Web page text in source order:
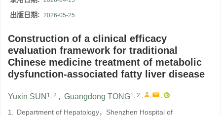
出版日期: 2026-05-25
Construction of a clinical efficacy
evaluation framework for traditional
Chinese medicine treatment of metabolic
dysfunction-associated fatty liver disease
Yuxin SUN 1, 2 , Guangdong TONG1, 2 , , ,
1. Department of Hepatology，Shenzhen Hospital of